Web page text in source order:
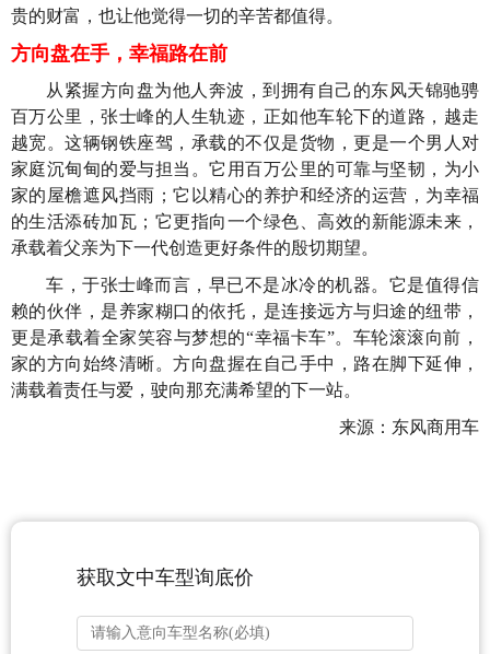
贵的财富，也让他觉得一切的辛苦都值得。
方向盘在手，幸福路在前
从紧握方向盘为他人奔波，到拥有自己的东风天锦驰骋
百万公里，张士峰的人生轨迹，正如他车轮下的道路，越走
越宽。这辆钢铁座驾，承载的不仅是货物，更是一个男人对
家庭沉甸甸的爱与担当。它用百万公里的可靠与坚韧，为小
家的屋檐遮风挡雨；它以精心的养护和经济的运营，为幸福
的生活添砖加瓦；它更指向一个绿色、高效的新能源未来，
承载着父亲为下一代创造更好条件的殷切期望。
车，于张士峰而言，早已不是冰冷的机器。它是值得信
赖的伙伴，是养家糊口的依托，是连接远方与归途的纽带，
更是承载着全家笑容与梦想的“幸福卡车”。车轮滚滚向前，
家的方向始终清晰。方向盘握在自己手中，路在脚下延伸，
满载着责任与爱，驶向那充满希望的下一站。
来源：东风商用车
获取文中车型询底价